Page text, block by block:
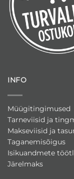
INFO
Müügitingimused
Tarneviisid ja
Makseviisid ja
Taganemisõigus
Isikuandmete
Järelmaks